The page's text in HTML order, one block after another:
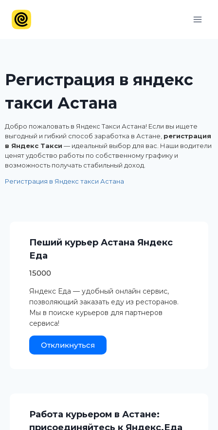
Регистрация в яндекс
такси Астана
Добро пожаловать в Яндекс Такси Астана! Если вы ищете
выгодный и гибкий способ заработка в Астане, регистрация
в Яндекс Такси — идеальный выбор для вас. Наши водители
ценят удобство работы по собственному графику и
возможность получать стабильный доход.
Регистрация в Яндекс такси Астана
Пеший курьер Астана Яндекс
Еда
15000
Яндекс Еда — удобный онлайн сервис,
позволяющий заказать еду из ресторанов.
Мы в поиске курьеров для партнеров
сервиса!
Откликнуться
Работа курьером в Астане:
присоединяйтесь к Яндекс.Еда